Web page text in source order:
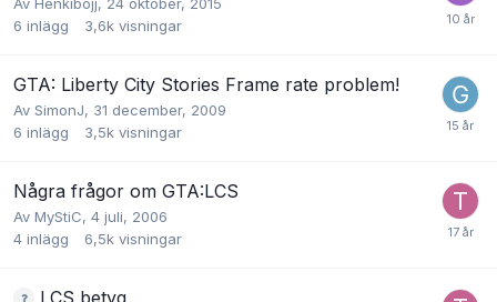
6 inlägg 3,6k visningar
GTA: Liberty City Stories Frame rate problem!
Av SimonJ, 31 december, 2009
6 inlägg 3,5k visningar
Några frågor om GTA:LCS
Av MyStiC, 4 juli, 2006
4 inlägg 6,5k visningar
LCS betyg